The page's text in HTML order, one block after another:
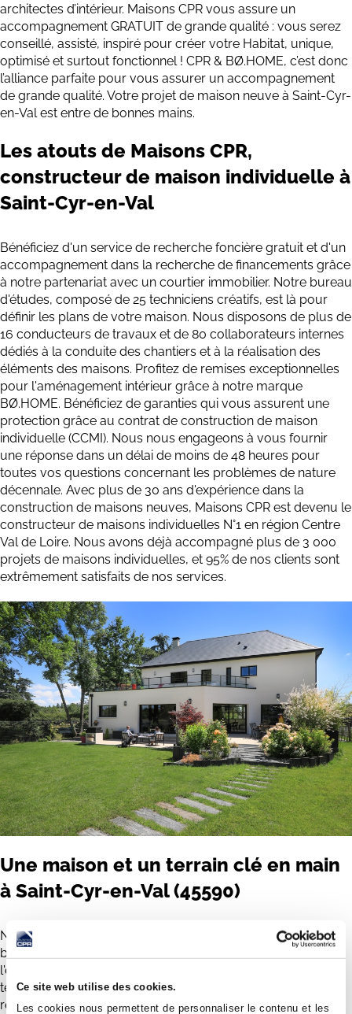
Ce site web utilise des cookies.
Les cookies nous permettent de personnaliser le contenu et les
architectes d’intérieur. Maisons CPR vous assure un
accompagnement GRATUIT de grande qualité : vous serez
conseillé, assisté, inspiré pour créer votre Habitat, unique,
optimisé et surtout fonctionnel ! CPR & BØ.HOME, c’est donc
l’alliance parfaite pour vous assurer un accompagnement
de grande qualité. Votre projet de maison neuve à Saint-Cyr-
en-Val est entre de bonnes mains.
Les atouts de Maisons CPR,
constructeur de maison individuelle à
Saint-Cyr-en-Val
Bénéficiez d'un service de recherche foncière gratuit et d'un
accompagnement dans la recherche de financements grâce
à notre partenariat avec un courtier immobilier. Notre bureau
d'études, composé de 25 techniciens créatifs, est là pour
définir les plans de votre maison. Nous disposons de plus de
16 conducteurs de travaux et de 80 collaborateurs internes
dédiés à la conduite des chantiers et à la réalisation des
éléments des maisons. Profitez de remises exceptionnelles
pour l'aménagement intérieur grâce à notre marque
BØ.HOME. Bénéficiez de garanties qui vous assurent une
protection grâce au contrat de construction de maison
individuelle (CCMI). Nous nous engageons à vous fournir
une réponse dans un délai de moins de 48 heures pour
toutes vos questions concernant les problèmes de nature
décennale. Avec plus de 30 ans d'expérience dans la
construction de maisons neuves, Maisons CPR est devenu le
constructeur de maisons individuelles N°1 en région Centre
Val de Loire. Nous avons déjà accompagné plus de 3 000
projets de maisons individuelles, et 95% de nos clients sont
extrêmement satisfaits de nos services.
Une maison et un terrain clé en main
à Saint-Cyr-en-Val (45590)
Nous disposons d'un catalogue de plus de 2 500 terrains à
bâtir, ce qui nous permet de trouver rapidement
l'emplacement idéal pour votre maison neuve. Si aucun
terrain ne correspond à vos critères, notre service de
recherche foncière gratuit se charge de trouver le terrain